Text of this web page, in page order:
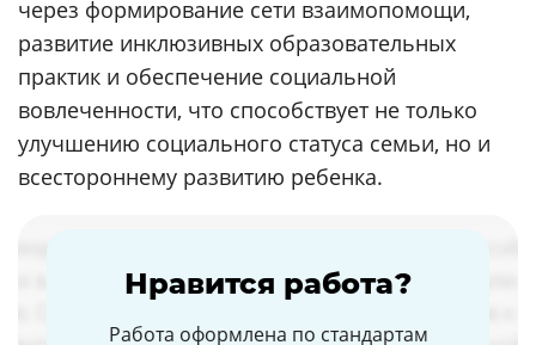
через формирование сети взаимопомощи,
развитие инклюзивных образовательных
практик и обеспечение социальной
вовлеченности, что способствует не только
улучшению социального статуса семьи, но и
всестороннему развитию ребенка.
Нравится работа?
Работа оформлена по стандартам